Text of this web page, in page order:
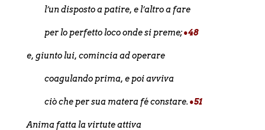
l’un disposto a patire, e l’altro a fare
per lo perfetto loco onde si preme;•48
e, giunto lui, comincia ad operare
coagulando prima, e poi avviva
ciò che per sua matera fé constare. •51
Anima fatta la virtute attiva